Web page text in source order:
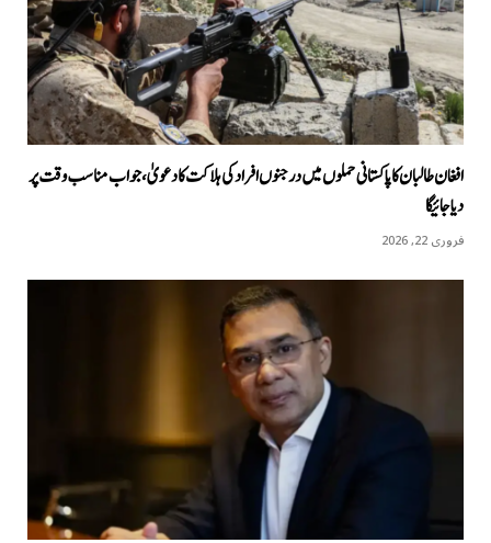
افغان طالبان کا پاکستانی حملوں میں درجنوں افراد کی ہلاکت کا دعویٰ، جواب مناسب وقت پر
دیا جائیگا
فروری 22, 2026